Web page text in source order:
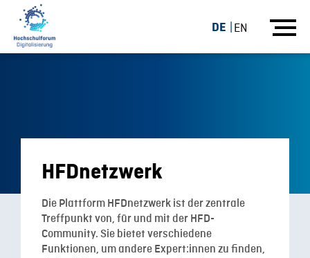
DE EN
HFDnetzwerk
Die Plattform HFDnetzwerk ist der zentrale
Treffpunkt von, für und mit der HFD-
Community. Sie bietet verschiedene
Funktionen, um andere Expert:innen zu finden,